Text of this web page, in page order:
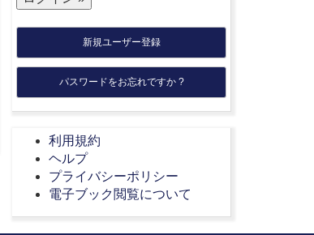
新規ユーザー登録
パスワードをお忘れですか ?
利用規約
ヘルプ
プライバシーポリシー
電子ブック閲覧について